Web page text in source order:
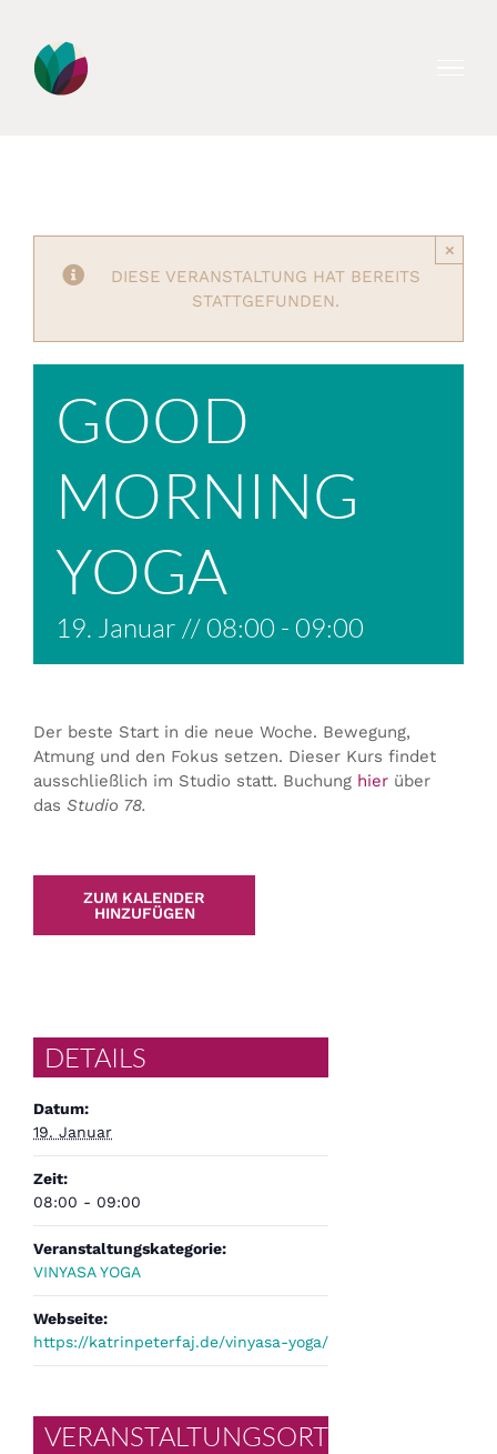
springen
DIESE VERANSTALTUNG HAT BEREITS
STATTGEFUNDEN.
×
GOOD
MORNING
YOGA
19. Januar // 08:00 - 09:00
Der beste Start in die neue Woche. Bewegung,
Atmung und den Fokus setzen. Dieser Kurs findet
ausschließlich im Studio statt. Buchung hierüber
das Studio 78.
ZUM KALENDER
HINZUFÜGEN
DETAILS
Datum:
19. Januar
Zeit:
08:00 - 09:00
Veranstaltungskategorie:
VINYASA YOGA
Webseite:
https://katrinpeterfaj.de/vinyasa-yoga/
VERANSTALTUNGSORT